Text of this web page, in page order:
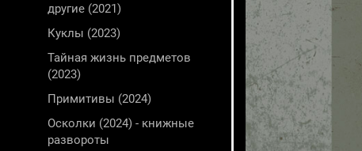
другие (2021)
Куклы (2023)
Тайная жизнь предметов
(2023)
Примитивы (2024)
Осколки (2024) - книжные
развороты